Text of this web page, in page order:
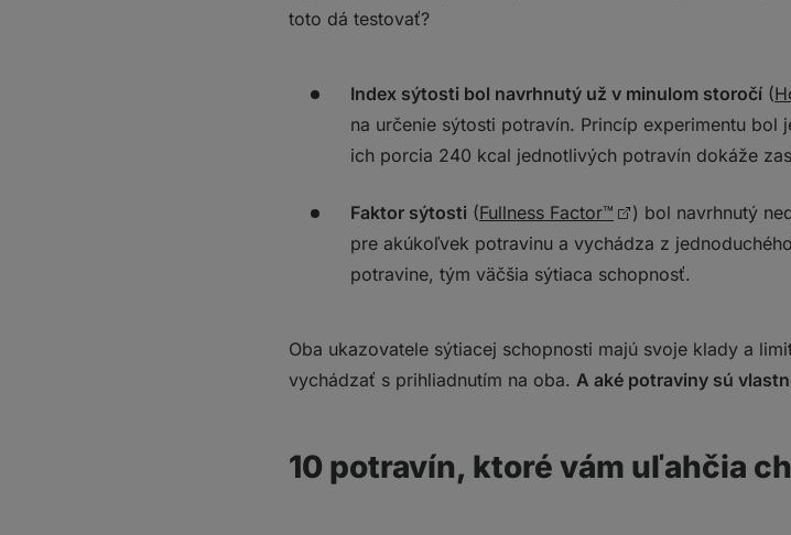
toto dá testovať?
Index sýtosti bol navrhnutý už v minulom storočí (
na určenie sýtosti potravín. Princíp experimentu
ich porcia 240 kcal jednotlivých potravín dokáže
Faktor sýtosti (Fullness Factor™ ) bol navrhnutý
pre akúkoľvek potravinu a vychádza z
potravine, tým väčšia sýtiaca schopnosť.
Oba ukazovatele sýtiacej schopnosti majú svoje klady a
vychádzať s prihliadnutím na oba. A aké potraviny sú
10 potravín, ktoré vám uľahčia